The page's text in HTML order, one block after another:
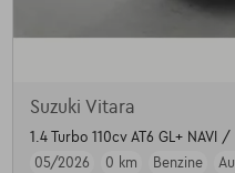
Suzuki Vitara
1.4 Turbo 110cv AT6 GL+ NAVI
05/2026
0 km Benzine